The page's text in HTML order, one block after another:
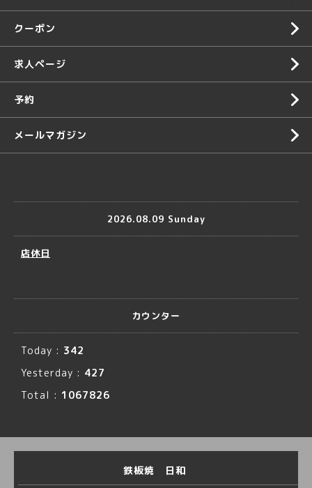
クーポン
求人ページ
予約
メールマガジン
2026.08.09 Sunday
店休日
カウンター
Today : 342
Yesterday : 427
Total : 1067826
鉄板焼 日和